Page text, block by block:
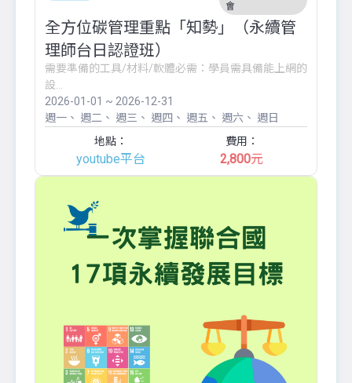
會
全方位碳管理重點「知勢」（永續管
理師台日認證班）
需要準備的工具/材料/軟體必需：學員需具備能上網的
設...
2026-01-01 ~ 2026-12-31
週一
週二 週三 週四 週五 週六
週日
地點：
youtube平台
費用：
2,800元